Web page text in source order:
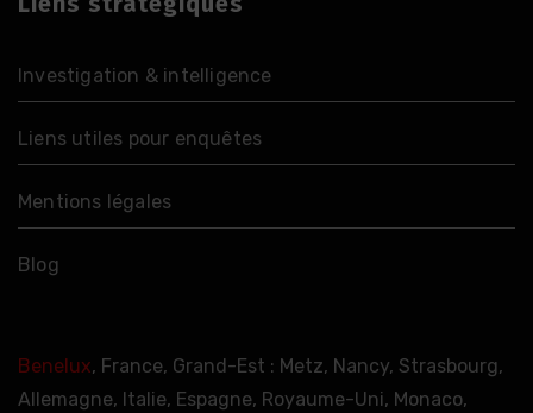
Investigation & intelligence
Liens utiles pour enquêtes
Mentions légales
Blog
Benelux, France, Grand-Est : Metz, Nancy, Strasbourg,
Allemagne, Italie, Espagne, Royaume-Uni, Monaco,